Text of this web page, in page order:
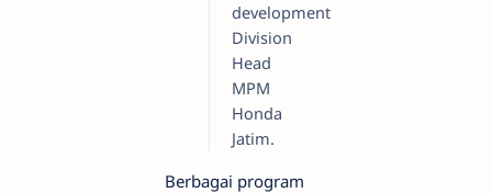
development
Division
Head
MPM
Honda
Jatim.
Berbagai program